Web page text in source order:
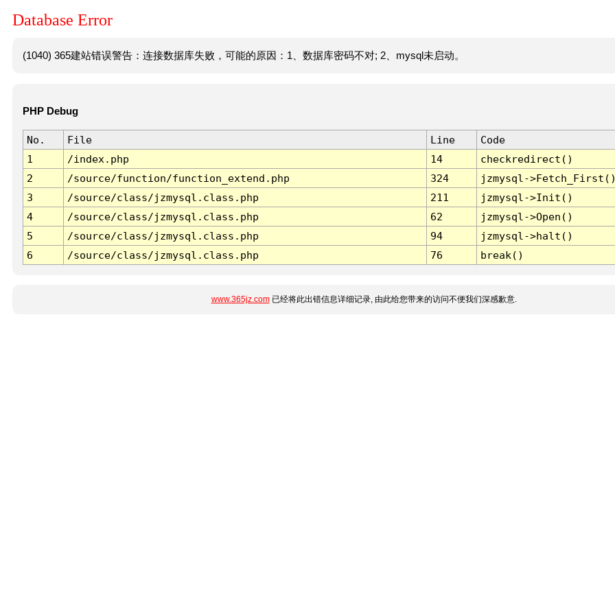
Database Error
(1040) 365建站错误警告：连接数据库失败，可能的原因：1、数据库密码不对; 2、mysql未启动。
PHP Debug
No. File Line
Code
1
/index.php 14
checkredirect()
2
/source/function/function_extend.php 324
jzmysql-
3
/source/class/jzmysql.class.php 211
jzmysql->Init()
4
/source/class/jzmysql.class.php 62
jzmysql->Open()
5
/source/class/jzmysql.class.php 94
jzmysql->halt()
6
/source/class/jzmysql.class.php 76 break()
www.365jz.com已经将此出错信息详细记录, 由此给您带来的访问不便我们深感歉意.